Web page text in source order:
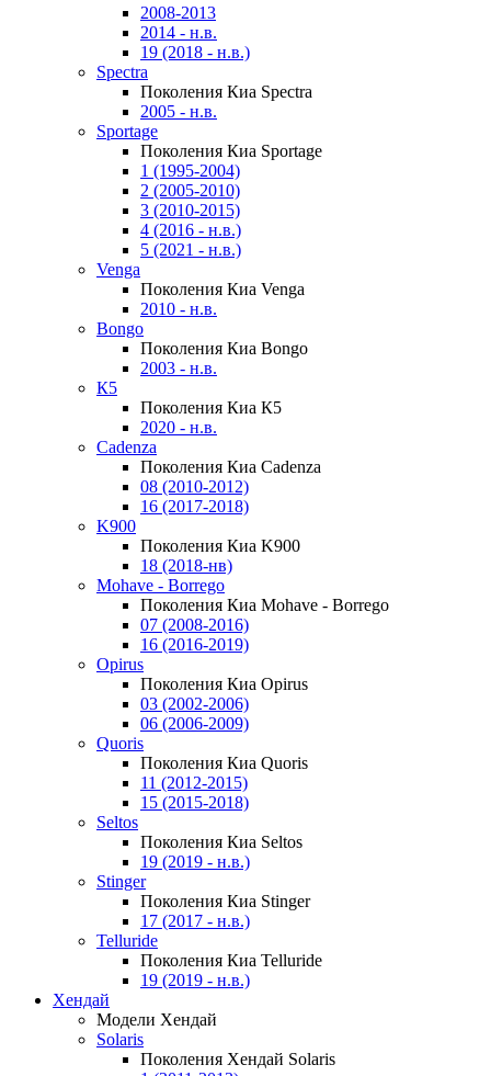
2008-2013
2014 - н.в.
19 (2018 - н.в.)
Spectra
Поколения Киа Spectra
2005 - н.в.
Sportage
Поколения Киа Sportage
1 (1995-2004)
2 (2005-2010)
3 (2010-2015)
4 (2016 - н.в.)
5 (2021 - н.в.)
Venga
Поколения Киа Venga
2010 - н.в.
Bongo
Поколения Киа Bongo
2003 - н.в.
К5
Поколения Киа К5
2020 - н.в.
Cadenza
Поколения Киа Cadenza
08 (2010-2012)
16 (2017-2018)
K900
Поколения Киа K900
18 (2018-нв)
Mohave - Borrego
Поколения Киа Mohave - Borrego
07 (2008-2016)
16 (2016-2019)
Opirus
Поколения Киа Opirus
03 (2002-2006)
06 (2006-2009)
Quoris
Поколения Киа Quoris
11 (2012-2015)
15 (2015-2018)
Seltos
Поколения Киа Seltos
19 (2019 - н.в.)
Stinger
Поколения Киа Stinger
17 (2017 - н.в.)
Telluride
Поколения Киа Telluride
19 (2019 - н.в.)
Хендай
Модели Хендай
Solaris
Поколения Хендай Solaris